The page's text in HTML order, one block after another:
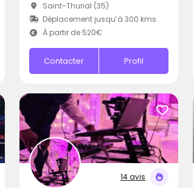
Saint-Thurial (35)
Déplacement jusqu’à 300 kms
À partir de 520€
Contacter Profil
14 avis